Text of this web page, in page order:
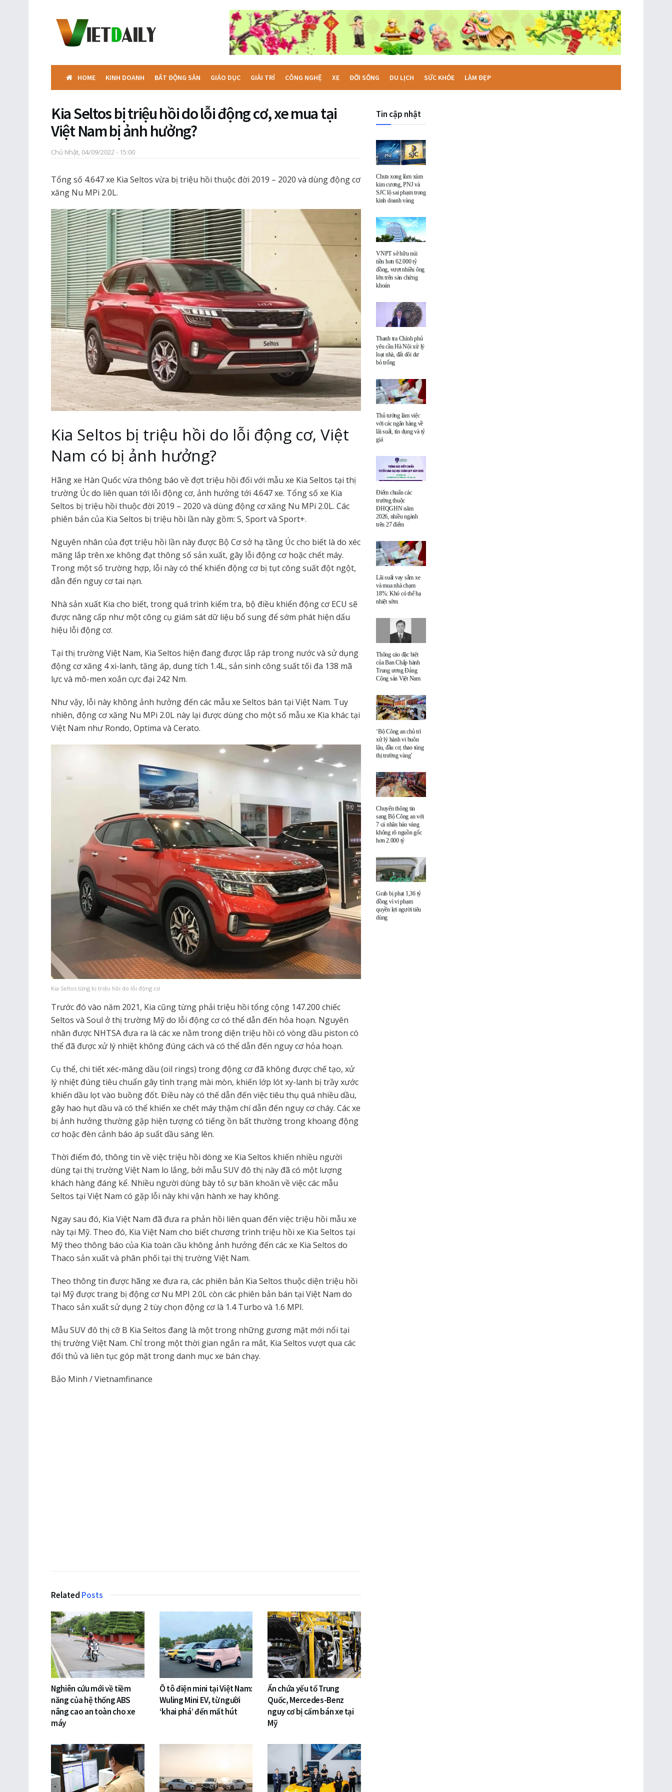
HOME KINH DOANH BẤT ĐỘNG SẢN GIÁO DỤC GIẢI TRÍ CÔNG NGHỆ XE ĐỜI SỐNG DU LỊCH SỨC KHỎE LÀM ĐẸP
Kia Seltos bị triệu hồi do lỗi động cơ, xe mua tại
Việt Nam bị ảnh hưởng?
Chủ Nhật, 04/09/2022 - 15:00
Tổng số 4.647 xe Kia Seltos vừa bị triệu hồi thuộc đời 2019 – 2020 và dùng động cơ
xăng Nu MPi 2.0L.
Kia Seltos bị triệu hồi do lỗi động cơ, Việt
Nam có bị ảnh hưởng?
Hãng xe Hàn Quốc vừa thông báo về đợt triệu hồi đối với mẫu xe Kia Seltos tại thị
trường Úc do liên quan tới lỗi động cơ, ảnh hưởng tới 4.647 xe. Tổng số xe Kia
Seltos bị triệu hồi thuộc đời 2019 – 2020 và dùng động cơ xăng Nu MPi 2.0L. Các
phiên bản của Kia Seltos bị triệu hồi lần này gồm: S, Sport và Sport+.
Nguyên nhân của đợt triệu hồi lần này được Bộ Cơ sở hạ tầng Úc cho biết là do xéc
măng lắp trên xe không đạt thông số sản xuất, gây lỗi động cơ hoặc chết máy.
Trong một số trường hợp, lỗi này có thể khiến động cơ bị tụt công suất đột ngột,
dẫn đến nguy cơ tai nạn.
Nhà sản xuất Kia cho biết, trong quá trình kiểm tra, bộ điều khiển động cơ ECU sẽ
được nâng cấp như một công cụ giám sát dữ liệu bổ sung để sớm phát hiện dấu
hiệu lỗi động cơ.
Tại thị trường Việt Nam, Kia Seltos hiện đang được lắp ráp trong nước và sử dụng
động cơ xăng 4 xi-lanh, tăng áp, dung tích 1.4L, sản sinh công suất tối đa 138 mã
lực và mô-men xoắn cực đại 242 Nm.
Như vậy, lỗi này không ảnh hưởng đến các mẫu xe Seltos bán tại Việt Nam. Tuy
nhiên, động cơ xăng Nu MPi 2.0L này lại được dùng cho một số mẫu xe Kia khác tại
Việt Nam như Rondo, Optima và Cerato.
Kia Seltos từng bị triệu hồi do lỗi động cơ
Trước đó vào năm 2021, Kia cũng từng phải triệu hồi tổng cộng 147.200 chiếc
Seltos và Soul ở thị trường Mỹ do lỗi động cơ có thể dẫn đến hỏa hoạn. Nguyên
nhân được NHTSA đưa ra là các xe nằm trong diện triệu hồi có vòng dầu piston có
thể đã được xử lý nhiệt không đúng cách và có thể dẫn đến nguy cơ hỏa hoạn.
Cụ thể, chi tiết xéc-măng dầu (oil rings) trong động cơ đã không được chế tạo, xử
lý nhiệt đúng tiêu chuẩn gây tình trạng mài mòn, khiến lớp lót xy-lanh bị trầy xước
khiến dầu lọt vào buồng đốt. Điều này có thế dẫn đến việc tiêu thụ quá nhiều dầu,
gây hao hụt dầu và có thể khiến xe chết máy thậm chí dẫn đến nguy cơ cháy. Các xe
bị ảnh hưởng thường gặp hiện tượng có tiếng ồn bất thường trong khoang động
cơ hoặc đèn cảnh báo áp suất dầu sáng lên.
Thời điểm đó, thông tin về việc triệu hồi dòng xe Kia Seltos khiến nhiều người
dùng tại thị trường Việt Nam lo lắng, bởi mẫu SUV đô thị này đã có một lượng
khách hàng đáng kể. Nhiều người dùng bày tỏ sự băn khoăn về việc các mẫu
Seltos tại Việt Nam có gặp lỗi này khi vận hành xe hay không.
Ngay sau đó, Kia Việt Nam đã đưa ra phản hồi liên quan đến việc triệu hồi mẫu xe
này tại Mỹ. Theo đó, Kia Việt Nam cho biết chương trình triệu hồi xe Kia Seltos tại
Mỹ theo thông báo của Kia toàn cầu không ảnh hưởng đến các xe Kia Seltos do
Thaco sản xuất và phân phối tại thị trường Việt Nam.
Theo thông tin được hãng xe đưa ra, các phiên bản Kia Seltos thuộc diện triệu hồi
tại Mỹ được trang bị động cơ Nu MPI 2.0L còn các phiên bản bán tại Việt Nam do
Thaco sản xuất sử dụng 2 tùy chọn động cơ là 1.4 Turbo và 1.6 MPI.
Mẫu SUV đô thị cỡ B Kia Seltos đang là một trong những gương mặt mới nổi tại
thị trường Việt Nam. Chỉ trong một thời gian ngắn ra mắt, Kia Seltos vượt qua các
đối thủ và liên tục góp mặt trong danh mục xe bán chạy.
Bảo Minh / Vietnamfinance
Related Posts
Nghiên cứu mới về tiềm
năng của hệ thống ABS
nâng cao an toàn cho xe
máy
Ô tô điện mini tại Việt Nam:
Wuling Mini EV, từ người
‘khai phá’ đến mất hút
Ẩn chứa yếu tố Trung
Quốc, Mercedes-Benz
nguy cơ bị cấm bán xe tại
Mỹ
Tin cập nhật
Chưa xong lùm xùm
kim cương, PNJ và
SJC lộ sai phạm trong
kinh doanh vàng
VNPT sở hữu núi
tiền hơn 62.000 tỷ
đồng, vượt nhiều ông
lớn trên sàn chứng
khoán
Thanh tra Chính phủ
yêu cầu Hà Nội xử lý
loạt nhà, đất dôi dư
bỏ trống
Thủ tướng làm việc
với các ngân hàng về
lãi suất, tín dụng và tỷ
giá
Điểm chuẩn các
trường thuộc
ĐHQGHN năm
2026, nhiều ngành
trên 27 điểm
Lãi suất vay sắm xe
và mua nhà chạm
18%: Khó có thể hạ
nhiệt sớm
Thông cáo đặc biệt
của Ban Chấp hành
Trung ương Đảng
Cộng sản Việt Nam
‘Bộ Công an chủ trì
xử lý hành vi buôn
lậu, đầu cơ, thao túng
thị trường vàng’
Chuyển thông tin
sang Bộ Công an với
7 cá nhân bán vàng
không rõ nguồn gốc
hơn 2.000 tỷ
Grab bị phạt 1,36 tỷ
đồng vì vi phạm
quyền lợi người tiêu
dùng